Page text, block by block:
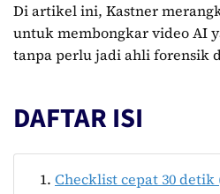
Di artikel ini, Kastner
untuk membongkar video AI
tanpa perlu jadi ahli forensik
DAFTAR ISI
Checklist cepat 30